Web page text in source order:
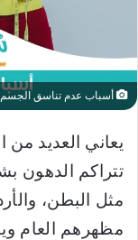
أسباب عدم تناسق الجسم
يعاني العديد
تتراكم الدهون
مثل البطن،
مظهرهم العام